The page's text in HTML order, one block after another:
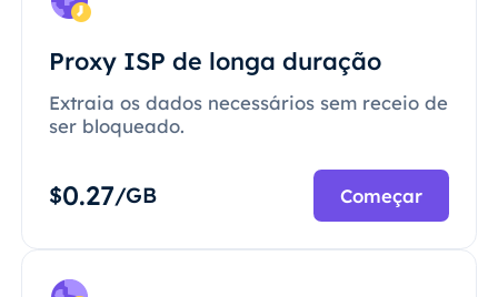
Proxy ISP de longa duração
Extraia os dados necessários sem receio de
ser bloqueado.
$0.27/GB Começar